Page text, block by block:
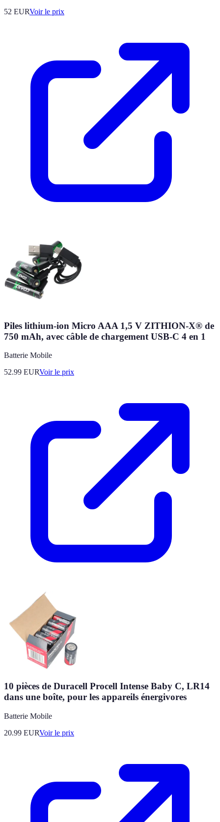
52 EURVoir le prix
Piles lithium-ion Micro AAA 1,5 V ZITHION-X® de
750 mAh, avec câble de chargement USB-C 4 en 1
Batterie Mobile
52.99 EURVoir le prix
10 pièces de Duracell Procell Intense Baby C, LR14
dans une boîte, pour les appareils énergivores
Batterie Mobile
20.99 EURVoir le prix